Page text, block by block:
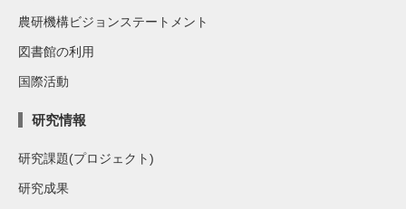
農研機構ビジョンステートメント
図書館の利用
国際活動
研究情報
研究課題(プロジェクト)
研究成果